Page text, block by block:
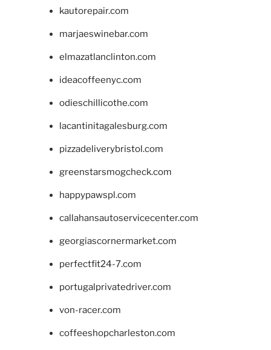
kautorepair.com
marjaeswinebar.com
elmazatlanclinton.com
ideacoffeenyc.com
odieschillicothe.com
lacantinitagalesburg.com
pizzadeliverybristol.com
greenstarsmogcheck.com
happypawspl.com
callahansautoservicecenter.com
georgiascornermarket.com
perfectfit24-7.com
portugalprivatedriver.com
von-racer.com
coffeeshopcharleston.com